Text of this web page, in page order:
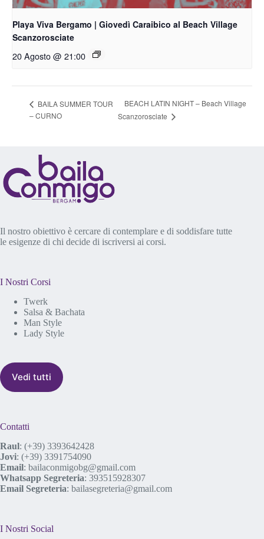
Playa Viva Bergamo | Giovedì Caraibico al Beach Village
Scanzorosciate
20 Agosto @ 21:00
BAILA SUMMER TOUR
– CURNO
BEACH LATIN NIGHT – Beach Village
Scanzorosciate
Il nostro obiettivo è cercare di contemplare e di soddisfare tutte
le esigenze di chi decide di iscriversi ai corsi.
I Nostri Corsi
Twerk
Salsa & Bachata
Man Style
Lady Style
Vedi tutti
Contatti
Raul: (+39) 3393642428
Jovi: (+39) 3391754090
Email: bailaconmigobg@gmail.com
Whatsapp Segreteria: 393515928307
Email Segreteria: bailasegreteria@gmail.com
I Nostri Social